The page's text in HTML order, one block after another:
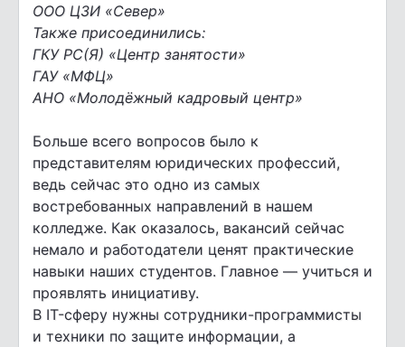
ООО ЦЗИ «Север»
Также присоединились:
ГКУ РС(Я) «Центр занятости»
ГАУ «МФЦ»
АНО «Молодёжный кадровый центр»
Больше всего вопросов было к
представителям юридических профессий,
ведь сейчас это одно из самых
востребованных направлений в нашем
колледже. Как оказалось, вакансий сейчас
немало и работодатели ценят практические
навыки наших студентов. Главное — учиться и
проявлять инициативу.
В IT-сферу нужны сотрудники-программисты
и техники по защите информации, а